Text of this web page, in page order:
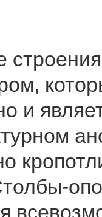
и